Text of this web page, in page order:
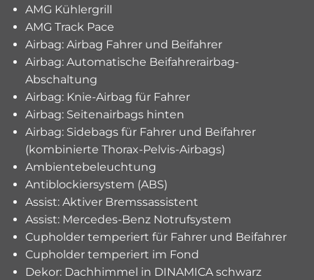
AMG Kühlergrill
AMG Track Pace
Airbag: Airbag Fahrer und Beifahrer
Airbag: Automatische Beifahrerairbag-
Abschaltung
Airbag: Knie-Airbag für Fahrer
Airbag: Seitenairbags hinten
Airbag: Sidebags für Fahrer und Beifahrer
(kombinierte Thorax-Pelvis-Airbags)
Ambientebeleuchtung
Antiblockiersystem (ABS)
Assist: Aktiver Bremssassistent
Assist: Mercedes-Benz Notrufsystem
Cupholder temperiert für Fahrer und Beifahrer
Cupholder temperiert im Fond
Dekor: Dachhimmel in DINAMICA schwarz